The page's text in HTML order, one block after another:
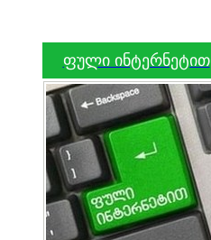
ფული ინტერნეტით